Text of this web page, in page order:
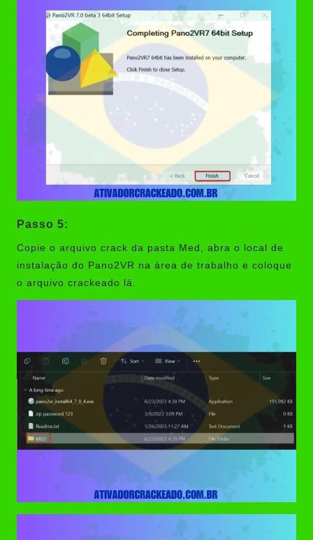
Passo 5:
Copie o arquivo crack da pasta Med, abra o local de
instalação do Pano2VR na área de trabalho e coloque
o arquivo crackeado lá.